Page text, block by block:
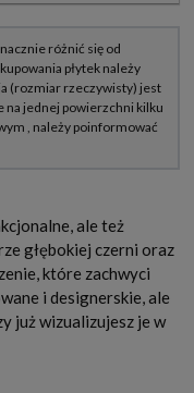
ale też
głębokiej czerni oraz
które zachwyci
i designerskie, ale
już wizualizujesz je w